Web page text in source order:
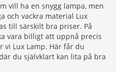
vill ha en snygg lampa, men
och vackra material Lux
till särskilt bra priser. På
vara billigt att uppnå precis
Lux Lamp. Här får du
du självklart kan lita på bra